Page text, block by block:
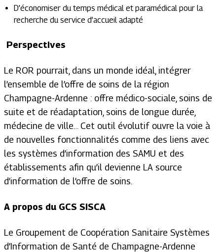
D’économiser du temps médical et paramédical pour la
recherche du service d’accueil adapté
Perspectives
Le ROR pourrait, dans un monde idéal, intégrer
l’ensemble de l’offre de soins de la région
Champagne-Ardenne : offre médico-sociale, soins de
suite et de réadaptation, soins de longue durée,
médecine de ville… Cet outil évolutif ouvre la voie à
de nouvelles fonctionnalités comme des liens avec
les systèmes d’information des SAMU et des
établissements afin qu’il devienne LA source
d’information de l’offre de soins.
A propos du GCS SISCA
Le Groupement de Coopération Sanitaire Systèmes
d’Information de Santé de Champagne-Ardenne